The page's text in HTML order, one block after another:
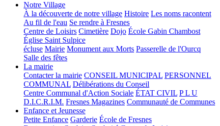
Notre Village
À la découverte de notre village Histoire Les noms racontent
Au fil de l'eau Se rendre à Fresnes
Centre de Loisirs Cimetière Dojo École Gabin Chambost
Église Saint Sulpice
écluse Mairie Monument aux Morts Passerelle de l'Ourcq
Salle des fêtes
La mairie
Contacter la mairie CONSEIL MUNICIPAL PERSONNEL
COMMUNAL Délibérations du Conseil
Centre Communal d'Action Sociale ÉTAT CIVIL P L U
D.I.C.R.I.M. Fresnes Magazines Communauté de Communes
Enfance et Jeunesse
Petite Enfance Garderie École de Fresnes